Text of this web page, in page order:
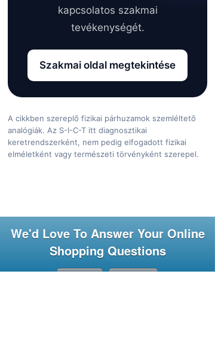
kapcsolatos szakmai
tevékenységét.
Szakmai oldal megtekintése
A cikkben szereplő fizikai párhuzamok szemléltető
analógiák. Az S-I-C-T itt diagnosztikai
keretrendszerként, nem pedig elfogadott fizikai
elméletként vagy természeti törvényként szerepel.
We'd Love To Answer Your Online
Shopping Questions